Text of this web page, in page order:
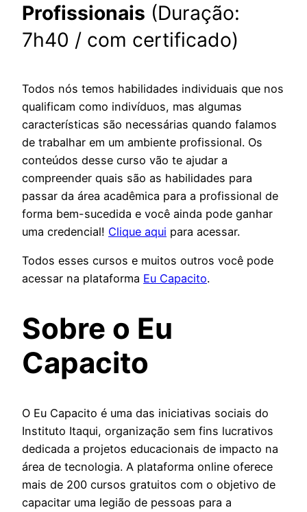
Profissionais (Duração:
7h40 / com certificado)
Todos nós temos habilidades individuais que nos
qualificam como indivíduos, mas algumas
características são necessárias quando falamos
de trabalhar em um ambiente profissional. Os
conteúdos desse curso vão te ajudar a
compreender quais são as habilidades para
passar da área acadêmica para a profissional de
forma bem-sucedida e você ainda pode ganhar
uma credencial! Clique aqui para acessar.
Todos esses cursos e muitos outros você pode
acessar na plataforma Eu Capacito.
Sobre o Eu
Capacito
O Eu Capacito é uma das iniciativas sociais do
Instituto Itaqui, organização sem fins lucrativos
dedicada a projetos educacionais de impacto na
área de tecnologia. A plataforma online oferece
mais de 200 cursos gratuitos com o objetivo de
capacitar uma legião de pessoas para a